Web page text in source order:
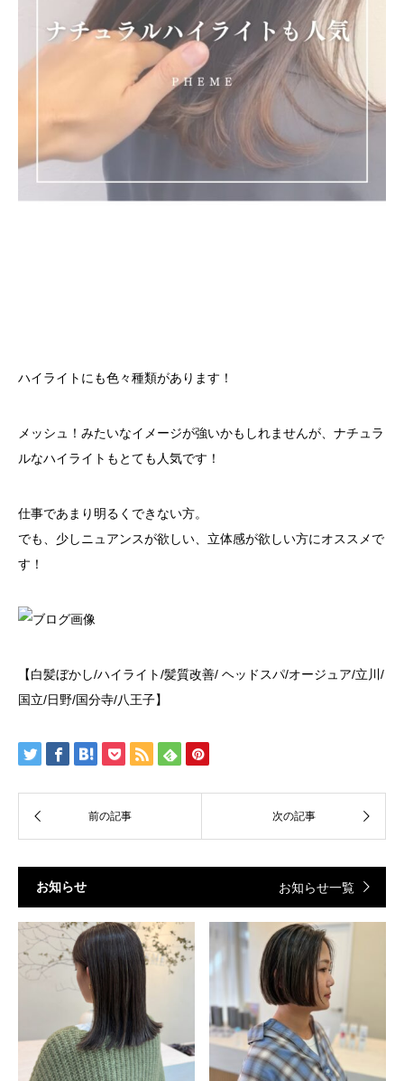
ハイライトにも色々種類があります！
メッシュ！みたいなイメージが強いかもしれませんが、ナチュラ
ルなハイライトもとても人気です！
仕事であまり明るくできない方。
でも、少しニュアンスが欲しい、立体感が欲しい方にオススメで
す！
【白髪ぼかし/ハイライト/髪質改善/ ヘッドスパ/オージュア/立川/
国立/日野/国分寺/八王子】
お知らせ お知らせ一覧